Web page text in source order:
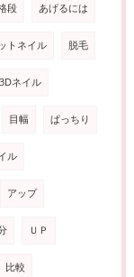
段 あげるには
トネイル 脱毛
3Dネイル
目幅 ぱっちり
ル
アップ
ＵＰ
比較